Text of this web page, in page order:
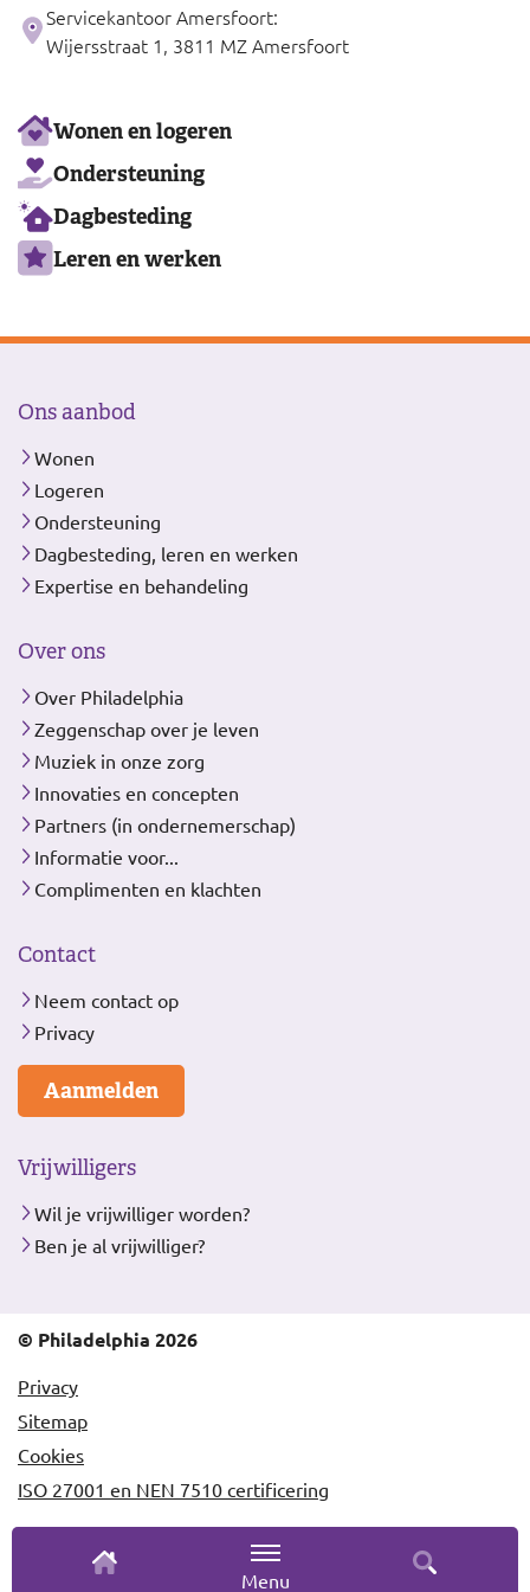
Servicekantoor Amersfoort:
Wijersstraat 1, 3811 MZ Amersfoort
Ons
aanbod
Wonen en logeren
Ondersteuning
Dagbesteding
Leren en werken
Ons aanbod
Wonen
Logeren
Ondersteuning
Dagbesteding, leren en werken
Expertise en behandeling
Over ons
Over Philadelphia
Zeggenschap over je leven
Muziek in onze zorg
Innovaties en concepten
Partners (in ondernemerschap)
Informatie voor...
Complimenten en klachten
Contact
Neem contact op
Privacy
Aanmelden
Vrijwilligers
Wil je vrijwilliger worden?
Ben je al vrijwilliger?
© Philadelphia 2026
Privacy
Sitemap
Cookies
ISO 27001 en NEN 7510 certificering
Menu